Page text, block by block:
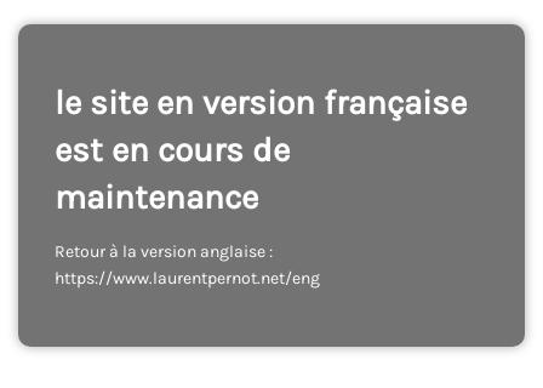
le site en version française
est en cours de
maintenance
Retour à la version anglaise :
https://www.laurentpernot.net/eng